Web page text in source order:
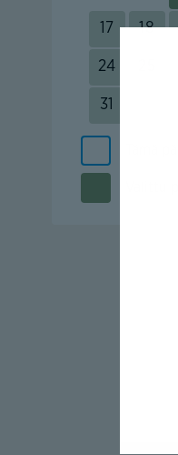
17 18
24
31